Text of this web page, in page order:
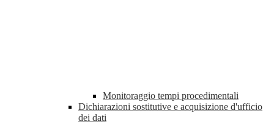
Monitoraggio tempi procedimentali
Dichiarazioni sostitutive e acquisizione d'ufficio
dei dati